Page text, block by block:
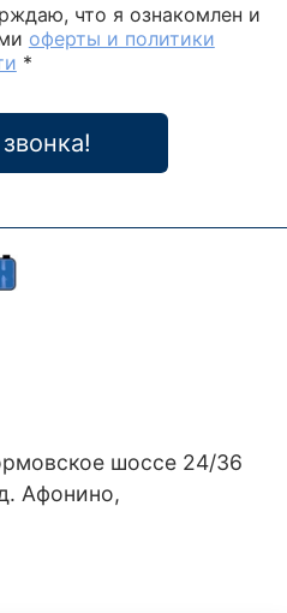
что я ознакомлен и
оферты и политики
*
шоссе 24/36
Афонино,